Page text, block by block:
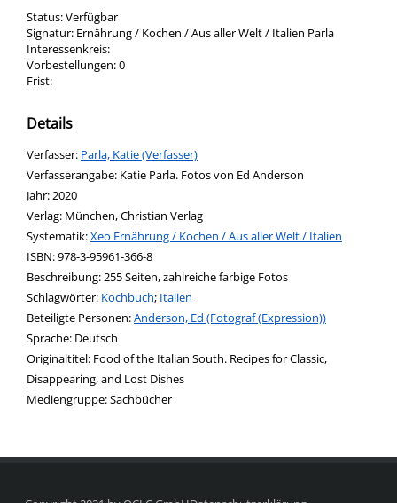
Status:Verfügbar
Signatur: Ernährung / Kochen / Aus aller Welt / Italien Parla
Interessenkreis:
Vorbestellungen:0
Frist:
Details
Verfasser: Suche nach diesem Verfasser
Parla, Katie (Verfasser)
Verfasserangabe: Katie Parla. Fotos von Ed Anderson
Jahr:2020
Verlag: München, Christian Verlag
opens in new tab
Diesen Link in neuem Tab öffnen
Systematik:Suche nach dieser Systematik
Xeo Ernährung / Kochen / Aus aller Welt / Italien
Suche nach diesem Interessenskreis
ISBN:978-3-95961-366-8
Beschreibung:255 Seiten, zahlreiche farbige Fotos
Schlagwörter: Kochbuch; Italien
Beteiligte Personen:Suche nach dieser Beteiligten Person
Anderson, Ed (Fotograf (Expression))
Sprache: Deutsch
Originaltitel: Food of the Italian South. Recipes for Classic,
Disappearing, and Lost Dishes
Mediengruppe:Sachbücher